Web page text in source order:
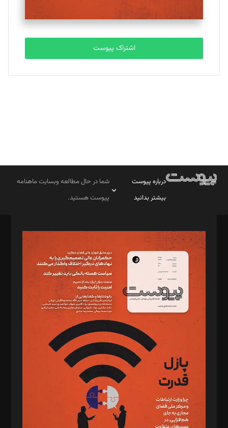
مصطفی مسجدی آرانی
تحریریه
بابک نقاش
تحریریه
اشتراک پیوست
درباره پیوست
بیشتر بدانید
شما در حال مطالعه وبسایت ماهنامه
پیوست هستید.
مدیر مسئول: محمدباقر اثنی‌عشری
سردبیر: مهرک محمودی
دبیر تحریریه: میثم قاسمی
د‌بیر ناداستان: سمانه سمیع
د‌بیر خدمت و تجارت: ابوالفضل رجبی
د‌بیر حقوق فناوری: حسام‌الدین ایپکچی
د‌بیر پیوست جهان: مینا پاکدل
د‌بیر تحریریه آنلاین: بابک نقاش
تحریریه‌: مجتبی محمود‌ی، آرش برهمند، یسنا امان‌پور، سروش کرمیان،
مصطفی مسجدی آرانی، ابوالفضل رجبی، زهرا فکرانه، فائزه فتحی
رستمی،مصطفی باستان
ویرایش: نگار استاد‌‌آقا
طراح یونیفرم: مجید توکلی
فیلمبرداری و عکاسی: امیر شفیعی، مانی لطفی زاده